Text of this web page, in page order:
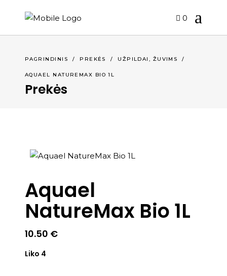
0
PAGRINDINIS / PREKĖS / UŽPILDAI , ŽUVIMS /
AQUAEL NATUREMAX BIO 1L
Prekės
Aquael
NatureMax Bio 1L
10.50 €
Liko 4